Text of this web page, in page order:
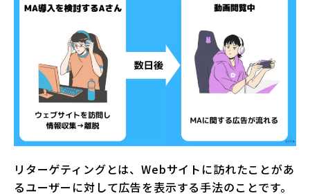
リターゲティングとは、Webサイトに訪れたことがあ
るユーザーに対して広告を表示する手法のことです。